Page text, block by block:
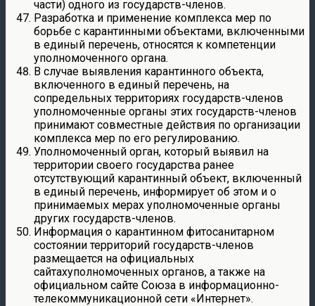
части) одного из государств-членов.
Разработка и применение комплекса мер по
борьбе с карантинными объектами, включенными
в единый перечень, относятся к компетенции
уполномоченного органа.
В случае выявления карантинного объекта,
включенного в единый перечень, на
сопредельных территориях государств-членов
уполномоченные органы этих государств-членов
принимают совместные действия по организации
комплекса мер по его регулированию.
Уполномоченный орган, который выявил на
территории своего государства ранее
отсутствующий карантинный объект, включенный
в единый перечень, информирует об этом и о
принимаемых мерах уполномоченные органы
других государств-членов.
Информация о карантинном фитосанитарном
состоянии территорий государств-членов
размещается на официальных
сайтахуполномоченных органов, а также на
официальном сайте Союза в информационно-
телекоммуникационной сети «Интернет».